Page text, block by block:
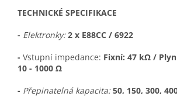
TECHNICKÉ SPECIFIKACE
- Elektronky: 2 x E88CC / 6922
- Vstupní impedance: Fixní: 47 kΩ /
10 - 1000 Ω
- Přepinatelná kapacita: 50, 150, 300,